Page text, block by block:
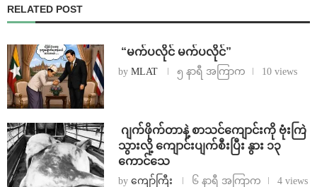
RELATED POST
⁨ ⁨“မက်ပလိုင် မက်ပလိုင်”
by MLAT ၅ နာရီ အကြာက 10 views
⁨⁩ ⁨ဂျက်ဖိုက်တာနဲ့ စာသင်ကျောင်းကို ဗုံးကြဲ
သွားလို့ ကျောင်းပျက်စီးပြီး နွား ၁၃
ကောင်သေ
by ကျော်ကြီး ၆ နာရီ အကြာက 4 views